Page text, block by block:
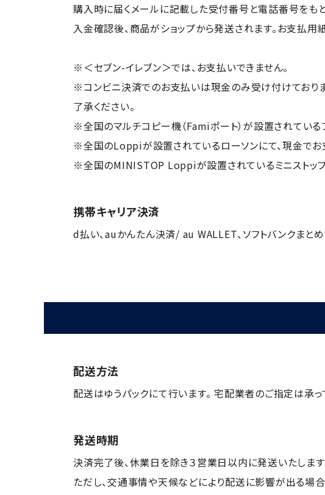
購入時に届くメールに記載した受付番号と電話番号をも
入金確認後、商品がショップから発送されます。お支払用
※＜セブン-イレブン＞では、お支払いできません。
※コンビニ決済でのお支払いは現金のみ受け付けておりま
了承ください。
※全国のマルチコピー機（Famiポート）が設置されている
※全国のLoppiが設置されているローソンにて、現金でお
※全国のMINISTOP Loppiが設置されているミニストップ
携帯キャリア決済
d払い、auかんたん決済/ au WALLET、ソフトバンクまと
配送方法
配送はゆうパックにて行います。 宅配業者のご指定は承
発送時期
決済完了後、休業日を除き３営業日以内に発送いたします
ただし、交通事情や天候などにより配送に影響が出る場合